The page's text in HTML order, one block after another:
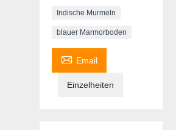
Indische Murmeln
blauer Marmorboden
 Email
Einzelheiten